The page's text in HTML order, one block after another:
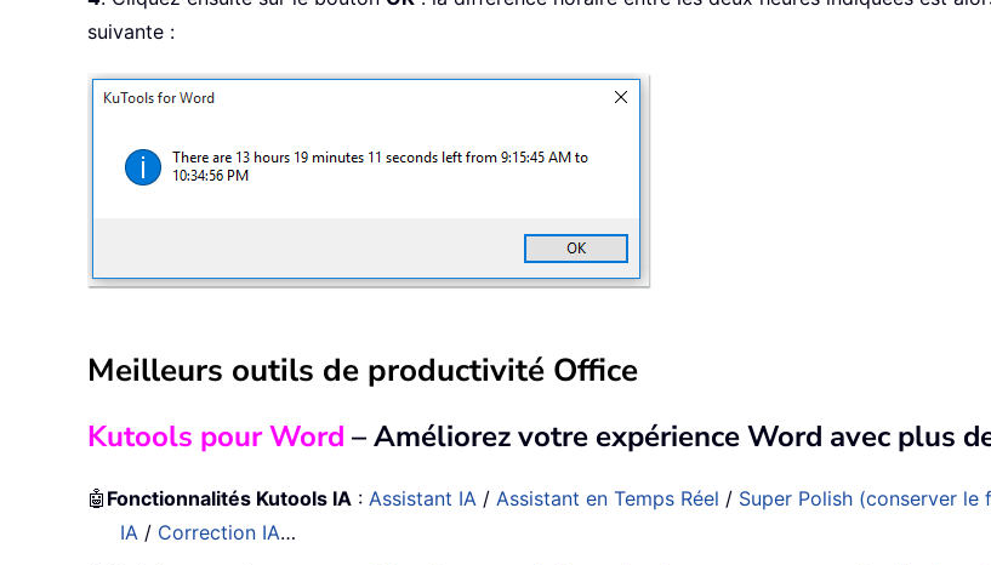
suivante :
Meilleurs outils de productivité Office
Kutools pour Word – Améliorez votre expérience Word avec plus
🤖 Fonctionnalités Kutools IA : Assistant IA / Assistant en Temps Réel / Super Polish (conserver le
IA / Correction IA…